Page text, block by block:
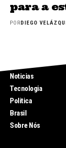
para a
POR DIEGO
Noticias
Tecnologia
Politica
Brasil
Sobre Nós